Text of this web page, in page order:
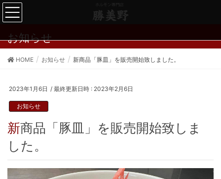
お知らせ
HOME お知らせ 新商品「豚皿」を販売開始致しました。
2023年1月6日 / 最終更新日時 : 2023年2月6日
お知らせ
新商品「豚皿」を販売開始致しま
した。